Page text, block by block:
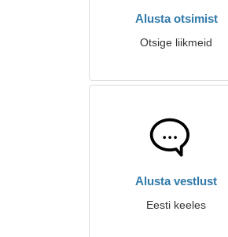
Alusta otsimist
Otsige liikmeid
Alusta vestlust
Eesti keeles